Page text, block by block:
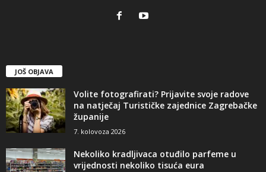
JOŠ OBJAVA
Volite fotografirati? Prijavite svoje radove
na natječaj Turističke zajednice Zagrebačke
županije
7. kolovoza 2026
Nekoliko kradljivaca otuđilo parfeme u
vrijednosti nekoliko tisuća eura